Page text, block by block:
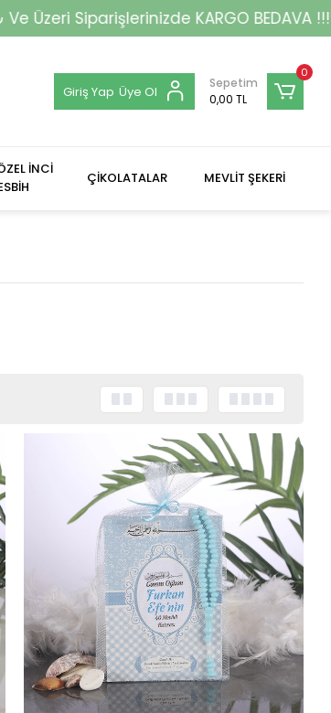
KARGO BEDAVA !!!**
Giriş Yap Üye Ol
0
Sepetim
0,00 TL
İNCİ
ÇİKOLATALAR MEVLİT ŞEKERİ